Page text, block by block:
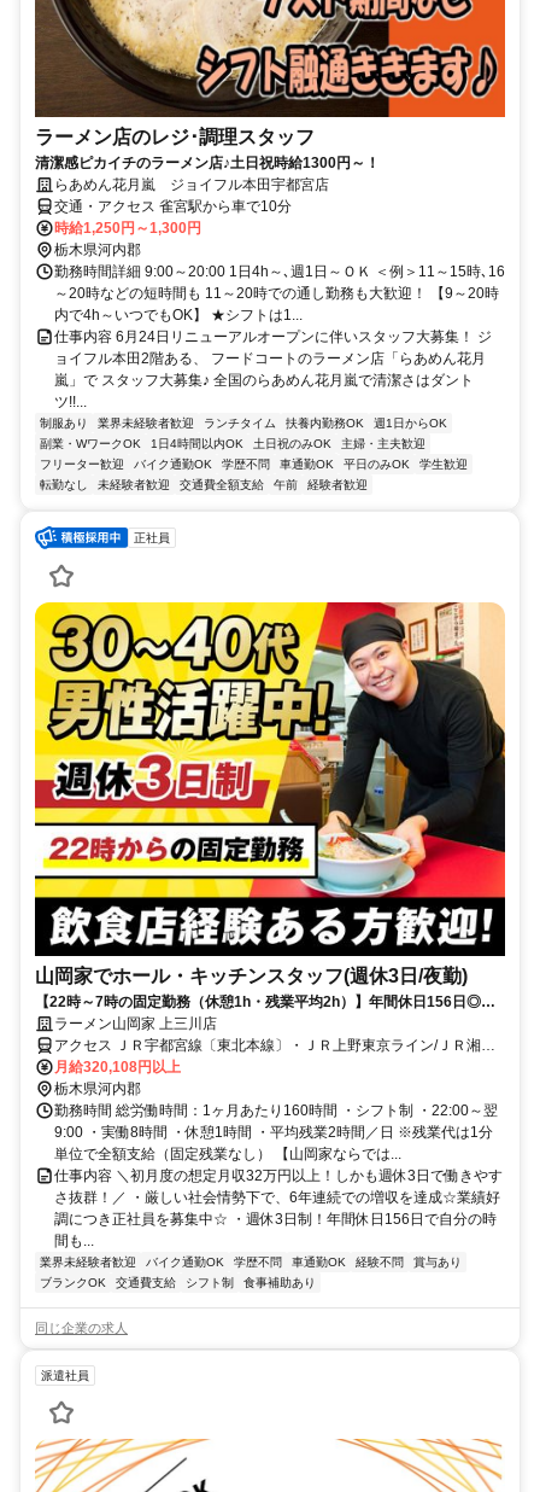
ラーメン店のレジ･調理スタッフ
清潔感ピカイチのラーメン店♪土日祝時給1300円～！
らあめん花月嵐 ジョイフル本田宇都宮店
交通・アクセス 雀宮駅から車で10分
時給1,250円～1,300円
栃木県河内郡
勤務時間詳細 9:00～20:00 1日4h～､週1日～ＯＫ ＜例＞11～15時､16
～20時などの短時間も 11～20時での通し勤務も大歓迎！ 【9～20時
内で4h～いつでもOK】 ★シフトは1...
仕事内容 6月24日リニューアルオープンに伴いスタッフ大募集！ ジ
ョイフル本田2階ある、 フードコートのラーメン店「らあめん花月
嵐」で スタッフ大募集♪ 全国のらあめん花月嵐で清潔さはダント
ツ!!...
制服あり 業界未経験者歓迎 ランチタイム 扶養内勤務OK
週1日からOK
副業・WワークOK
1日4時間以内OK 土日祝のみOK
主婦・主夫歓迎
フリーター歓迎
バイク通勤OK 学歴不問 車通勤OK 平日のみOK
学生歓迎
転勤なし
未経験者歓迎 交通費全額支給 午前 経験者歓迎
正社員
山岡家でホール・キッチンスタッフ(週休3日/夜勤)
【22時～7時の固定勤務（休憩1h・残業平均2h）】年間休日156日◎初
月から月収32万円！
ラーメン山岡家 上三川店
アクセス ＪＲ宇都宮線〔東北本線〕・ＪＲ上野東京ライン/ＪＲ湘南
新宿ライン 石橋（栃木県）東口徒歩約54分、ＪＲ宇都宮線〔東北本
線〕・ＪＲ上野東京ライン 自治医大東口徒歩約62分、ＪＲ宇都宮線
〔東北本線〕・ＪＲ上野東京ライン/ＪＲ湘南新宿ライン 小金井東口
徒歩約91分
月給320,108円以上
栃木県河内郡
勤務時間 総労働時間：1ヶ月あたり160時間 ・シフト制 ・22:00～翌
9:00 ・実働8時間 ・休憩1時間 ・平均残業2時間／日 ※残業代は1分
単位で全額支給（固定残業なし） 【山岡家ならでは...
仕事内容 ＼初月度の想定月収32万円以上！しかも週休3日で働きやす
さ抜群！／ ・厳しい社会情勢下で、6年連続での増収を達成☆業績好
調につき正社員を募集中☆ ・週休3日制！年間休日156日で自分の時
間も...
業界未経験者歓迎 バイク通勤OK 学歴不問 車通勤OK 経験不問
賞与あり
ブランクOK
交通費支給 シフト制 食事補助あり
同じ企業の求人
派遣社員